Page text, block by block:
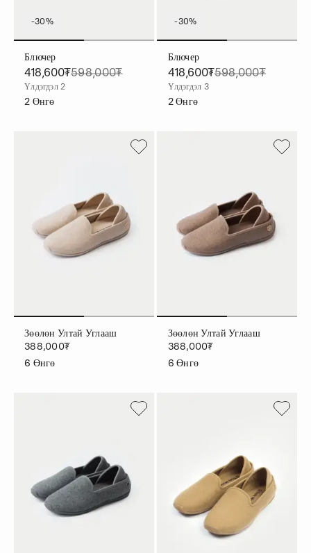
-30%
Блючер
418,600₮598,000₮
Үлдэгдэл 2
2 Өнгө
-30%
Блючер
418,600₮598,000₮
Үлдэгдэл 3
2Өнгө
Зөөлөн Ултай Углааш
388,000₮
6 Өнгө
Зөөлөн Ултай Углааш
388,000₮
6 Өнгө